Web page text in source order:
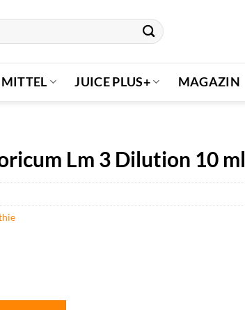
JUICE PLUS+ MAGAZIN
Lm 3 Dilution 10 ml